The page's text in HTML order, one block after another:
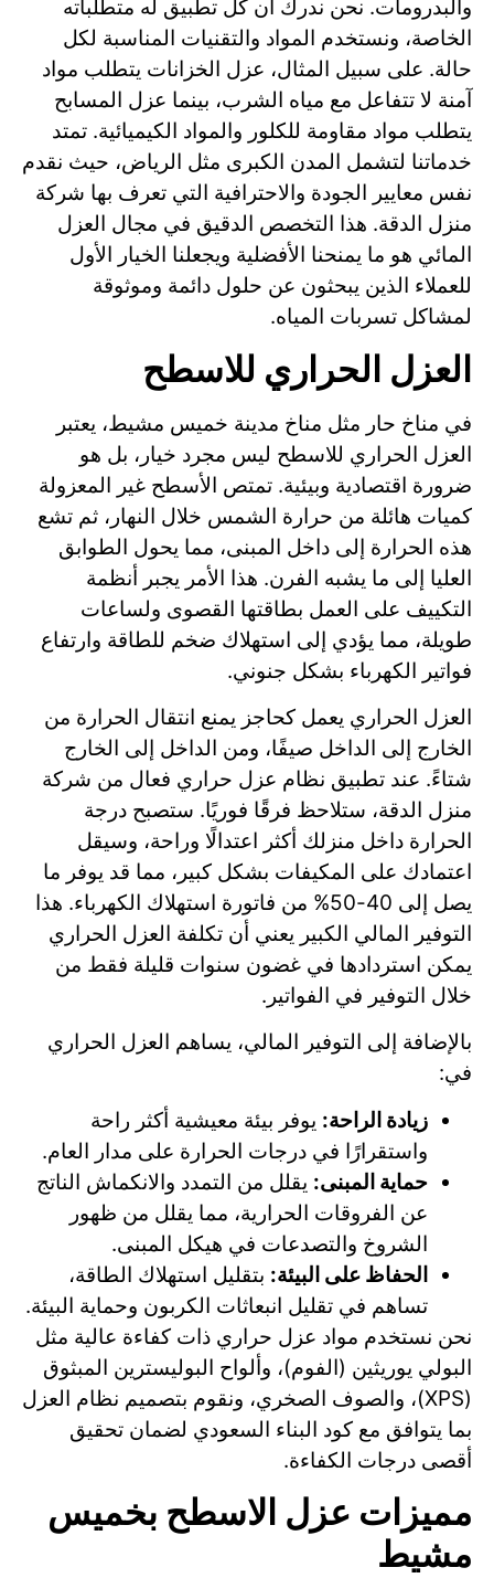
والبدرومات. نحن ندرك أن كل تطبيق له متطلباته
الخاصة، ونستخدم المواد والتقنيات المناسبة لكل
حالة. على سبيل المثال، عزل الخزانات يتطلب مواد
آمنة لا تتفاعل مع مياه الشرب، بينما عزل المسابح
يتطلب مواد مقاومة للكلور والمواد الكيميائية. تمتد
خدماتنا لتشمل المدن الكبرى مثل الرياض، حيث نقدم
نفس معايير الجودة والاحترافية التي تعرف بها شركة
منزل الدقة. هذا التخصص الدقيق في مجال العزل
المائي هو ما يمنحنا الأفضلية ويجعلنا الخيار الأول
للعملاء الذين يبحثون عن حلول دائمة وموثوقة
لمشاكل تسربات المياه.
العزل الحراري للاسطح
في مناخ حار مثل مناخ مدينة خميس مشيط، يعتبر
العزل الحراري للاسطح ليس مجرد خيار، بل هو
ضرورة اقتصادية وبيئية. تمتص الأسطح غير المعزولة
كميات هائلة من حرارة الشمس خلال النهار، ثم تشع
هذه الحرارة إلى داخل المبنى، مما يحول الطوابق
العليا إلى ما يشبه الفرن. هذا الأمر يجبر أنظمة
التكييف على العمل بطاقتها القصوى ولساعات
طويلة، مما يؤدي إلى استهلاك ضخم للطاقة وارتفاع
فواتير الكهرباء بشكل جنوني.
العزل الحراري يعمل كحاجز يمنع انتقال الحرارة من
الخارج إلى الداخل صيفًا، ومن الداخل إلى الخارج
شتاءً. عند تطبيق نظام عزل حراري فعال من شركة
منزل الدقة، ستلاحظ فرقًا فوريًا. ستصبح درجة
الحرارة داخل منزلك أكثر اعتدالًا وراحة، وسيقل
اعتمادك على المكيفات بشكل كبير، مما قد يوفر ما
يصل إلى 40-50% من فاتورة استهلاك الكهرباء. هذا
التوفير المالي الكبير يعني أن تكلفة العزل الحراري
يمكن استردادها في غضون سنوات قليلة فقط من
خلال التوفير في الفواتير.
بالإضافة إلى التوفير المالي، يساهم العزل الحراري
في:
زيادة الراحة: يوفر بيئة معيشية أكثر راحة
واستقرارًا في درجات الحرارة على مدار العام.
حماية المبنى: يقلل من التمدد والانكماش الناتج
عن الفروقات الحرارية، مما يقلل من ظهور
الشروخ والتصدعات في هيكل المبنى.
الحفاظ على البيئة: بتقليل استهلاك الطاقة،
تساهم في تقليل انبعاثات الكربون وحماية البيئة.
نحن نستخدم مواد عزل حراري ذات كفاءة عالية مثل
البولي يوريثين (الفوم)، وألواح البوليسترين المبثوق
(XPS)، والصوف الصخري، ونقوم بتصميم نظام العزل
بما يتوافق مع كود البناء السعودي لضمان تحقيق
أقصى درجات الكفاءة.
مميزات عزل الاسطح بخميس
مشيط